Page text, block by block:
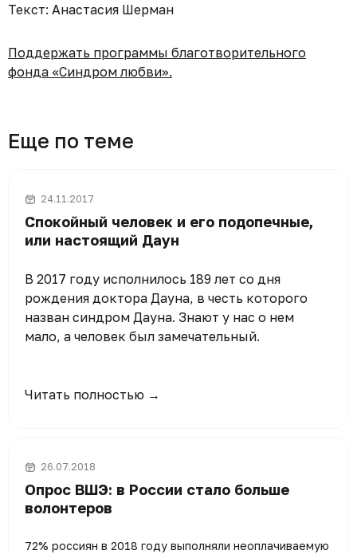
Текст: Анастасия Шерман
Поддержать программы благотворительного
фонда «Синдром любви».
Еще по теме
24.11.2017
Спокойный человек и его подопечные,
или настоящий Даун
В 2017 году исполнилось 189 лет со дня
рождения доктора Дауна, в честь которого
назван синдром Дауна. Знают у нас о нем
мало, а человек был замечательный.
Читать полностью →
26.07.2018
Опрос ВШЭ: в России стало больше
волонтеров
72% россиян в 2018 году выполняли неоплачиваемую